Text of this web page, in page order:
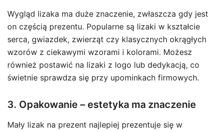
Wygląd lizaka ma duże znaczenie, zwłaszcza gdy jest
on częścią prezentu. Popularne są lizaki w kształcie
serca, gwiazdek, zwierząt czy klasycznych okrągłych
wzorów z ciekawymi wzorami i kolorami. Możesz
również postawić na lizaki z logo lub dedykacją, co
świetnie sprawdza się przy upominkach firmowych.
3. Opakowanie – estetyka ma znaczenie
Mały lizak na prezent najlepiej prezentuje się w